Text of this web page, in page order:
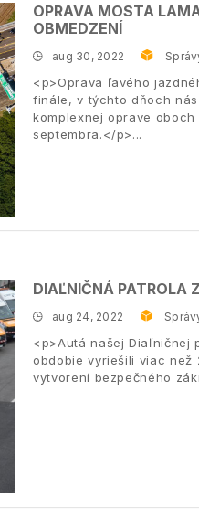
OPRAVA MOSTA
OBMEDZENÍ
aug 30, 2022
<p>Oprava ľavého
finále, v týchto dňoch
komplexnej oprave
septembra.</p>
DIAĽNIČNÁ PATROLA
aug 24, 2022
<p>Autá našej Diaľničnej
obdobie vyriešili viac než
vytvorení bezpečného